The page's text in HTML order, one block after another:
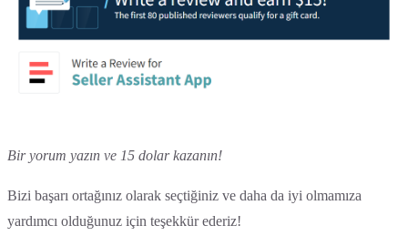
Bir yorum yazın ve 15 dolar kazanın!
Bizi başarı ortağınız olarak seçtiğiniz ve daha da iyi olmamıza
yardımcı olduğunuz için teşekkür ederiz!